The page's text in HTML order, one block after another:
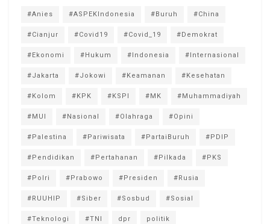
#Anies #ASPEKIndonesia #Buruh #China
#Cianjur #Covid19 #Covid_19 #Demokrat
#Ekonomi #Hukum #Indonesia #Internasional
#Jakarta #Jokowi #Keamanan #Kesehatan
#Kolom #KPK #KSPI #MK #Muhammadiyah
#MUI #Nasional #Olahraga #Opini
#Palestina #Pariwisata #PartaiBuruh #PDIP
#Pendidikan #Pertahanan #Pilkada #PKS
#Polri #Prabowo #Presiden #Rusia
#RUUHIP #Siber #Sosbud #Sosial
#Teknologi #TNI dpr politik